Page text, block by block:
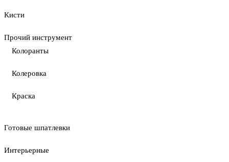
Кисти
Прочий инструмент
Колоранты
Колеровка
Краска
Готовые шпатлевки
Интерьерные